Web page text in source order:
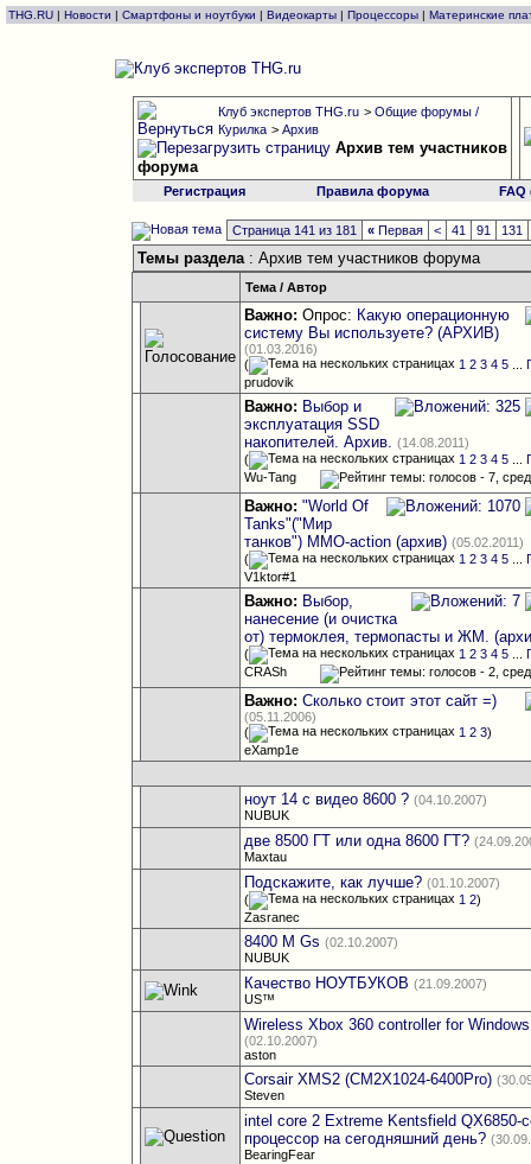
THG.RU | Новости | Смартфоны и ноутбуки | Видеокарты | Процессоры | Материнские
Клуб экспертов THG.ru > Общие форумы /
Курилка > Архив
Архив тем участников
форума
Регистрация Правила форума
Страница 141 из 181 « Первая < 41 91 131
Темы раздела: Архив тем участников форума
Тема /Автор
Важно: Опрос: Какую операционную
систему Вы используете? (АРХИВ)
(01.03.2016)
(
1 2 3 4 5 ...
prudovik
Важно: Выбор и
эксплуатация SSD
накопителей. Архив. (14.08.2011)
(
1 2 3 4 5 ...
Wu-Tang
Важно: "World Of
Tanks"("Мир
танков") MMO-action (архив) (05.02.2011)
(
1 2 3 4 5 ...
V1ktor#1
Важно: Выбор,
нанесение (и очистка
от) термоклея, термопасты и ЖМ.
( 1 2 3 4 5 ...
CRASh
Важно: Сколько стоит этот сайт =)
(05.11.2006)
(
1 2 3)
eXamp1e
ноут 14 с видео 8600 ? (04.10.2007)
NUBUK
две 8500 ГТ или одна 8600 ГТ?
Maxtau
Подскажите, как лучше? (01.10.2007)
(
1 2)
Zasranec
8400 M Gs (02.10.2007)
NUBUK
Качество НОУТБУКОВ (21.09.2007)
US™
Wireless Xbox 360 controller for
(02.10.2007)
aston
Corsair XMS2 (CM2X1024-6400Pro)
Steven
intel core 2 Extreme Kentsfield QX6850-
процессор на сегодняшний день?
BearingFear